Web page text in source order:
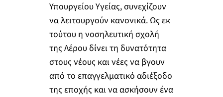
Υπουργείου Υγείας, συνεχίζουν
να λειτουργούν κανονικά. Ως εκ
τούτου η νοσηλευτική σχολή
της Λέρου δίνει τη δυνατότητα
στους νέους και νέες να βγουν
από το επαγγελματικό αδιέξοδο
της εποχής και να ασκήσουν ένα